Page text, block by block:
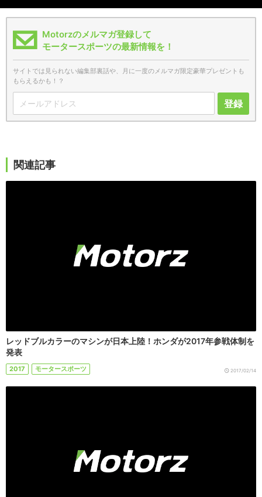
Motorzのメルマガ登録して
モータースポーツの最新情報を！
サイトでは見られない編集部裏話や、月に一度のメルマガ限定豪華プレゼントも
もらえるかも！？
登録
関連記事
レッドブルカラーのマシンが日本上陸！ホンダが2017年参戦体制を
発表
2017 モータースポーツ 2017/02/14